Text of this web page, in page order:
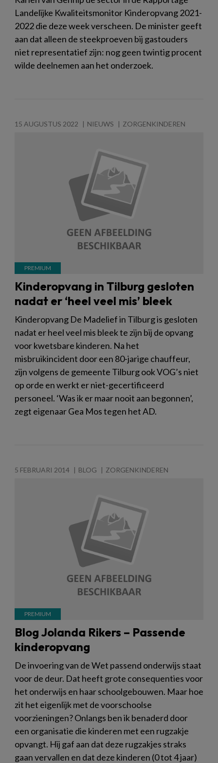
Landelijke Kwaliteitsmonitor Kinderopvang 2021-
2022 die deze week verscheen. De minister geeft
aan dat alleen de steekproeven bij gastouders
niet representatief zijn: nog geen twintig procent
wilde deelnemen aan het onderzoek.
15 AUGUSTUS 2022 NIEUWS ZORGENKINDEREN
Kinderopvang in Tilburg gesloten
nadat er ‘heel veel mis’ bleek
Kinderopvang De Madelief in Tilburg is gesloten
nadat er heel veel mis bleek te zijn bij de opvang
voor kwetsbare kinderen. Na het
misbruikincident door een 80-jarige chauffeur,
zijn volgens de gemeente Tilburg ook VOG’s niet
op orde en werkt er niet-gecertificeerd
personeel. ‘Was ik er maar nooit aan begonnen’,
zegt eigenaar Gea Mos tegen het AD.
5 FEBRUARI 2014 BLOG ZORGENKINDEREN
Blog Jolanda Rikers – Passende
kinderopvang
De invoering van de Wet passend onderwijs staat
voor de deur. Dat heeft grote consequenties voor
het onderwijs en haar schoolgebouwen. Maar hoe
zit het eigenlijk met de voorschoolse
voorzieningen? Onlangs ben ik benaderd door
een organisatie die kinderen met een rugzakje
opvangt. Hij gaf aan dat deze rugzakjes straks
gaan vervallen en dat deze kinderen (0 tot 4 jaar)